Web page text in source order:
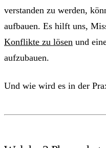
verstanden zu werden,
aufbauen. Es hilft uns,
Konflikte zu lösen und
aufzubauen.
Und wie wird es in der